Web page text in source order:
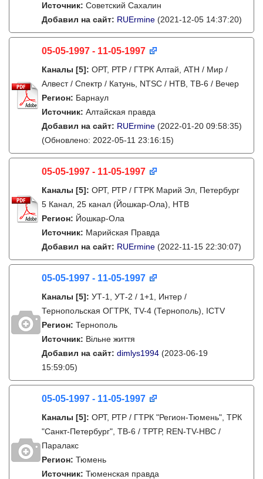
Источник: Советский Сахалин
Добавил на сайт: RUErmine (2021-12-05 14:37:20)
05-05-1997 - 11-05-1997
Каналы [5]: ОРТ, РТР / ГТРК Алтай, АТН / Мир /
Алвест / Спектр / Катунь, NTSC / НТВ, ТВ-6 / Вечер
Регион: Барнаул
Источник: Алтайская правда
Добавил на сайт: RUErmine (2022-01-20 09:58:35)
(Обновлено: 2022-05-11 23:16:15)
05-05-1997 - 11-05-1997
Каналы [5]: ОРТ, РТР / ГТРК Марий Эл, Петербург
5 Канал, 25 канал (Йошкар-Ола), НТВ
Регион: Йошкар-Ола
Источник: Марийская Правда
Добавил на сайт: RUErmine (2022-11-15 22:30:07)
05-05-1997 - 11-05-1997
Каналы [5]: УТ-1, УТ-2 / 1+1, Интер /
Тернопольская ОГТРК, TV-4 (Тернополь), ICTV
Регион: Тернополь
Источник: Вільне життя
Добавил на сайт: dimlys1994 (2023-06-19
15:59:05)
05-05-1997 - 11-05-1997
Каналы [5]: ОРТ, РТР / ГТРК "Регион-Тюмень", ТРК
"Санкт-Петербург", ТВ-6 / ТРТР, REN-TV-НВС /
Паралакс
Регион: Тюмень
Источник: Тюменская правда